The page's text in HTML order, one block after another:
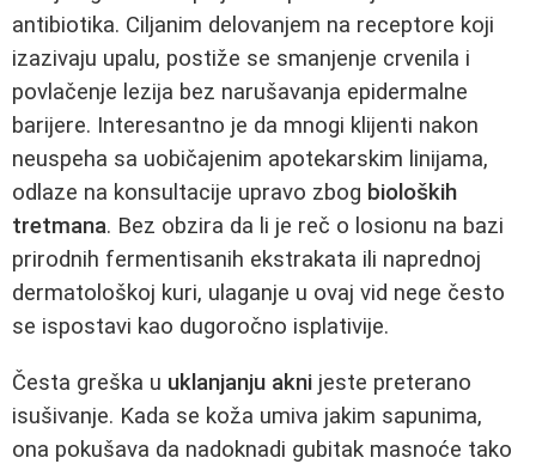
antibiotika. Ciljanim delovanjem na receptore koji
izazivaju upalu, postiže se smanjenje crvenila i
povlačenje lezija bez narušavanja epidermalne
barijere. Interesantno je da mnogi klijenti nakon
neuspeha sa uobičajenim apotekarskim linijama,
odlaze na konsultacije upravo zbog bioloških
tretmana. Bez obzira da li je reč o losionu na bazi
prirodnih fermentisanih ekstrakata ili naprednoj
dermatološkoj kuri, ulaganje u ovaj vid nege često
se ispostavi kao dugoročno isplativije.
Česta greška u uklanjanju akni jeste preterano
isušivanje. Kada se koža umiva jakim sapunima,
ona pokušava da nadoknadi gubitak masnoće tako